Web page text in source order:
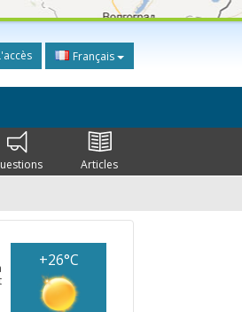
Français
Articles
+26°C